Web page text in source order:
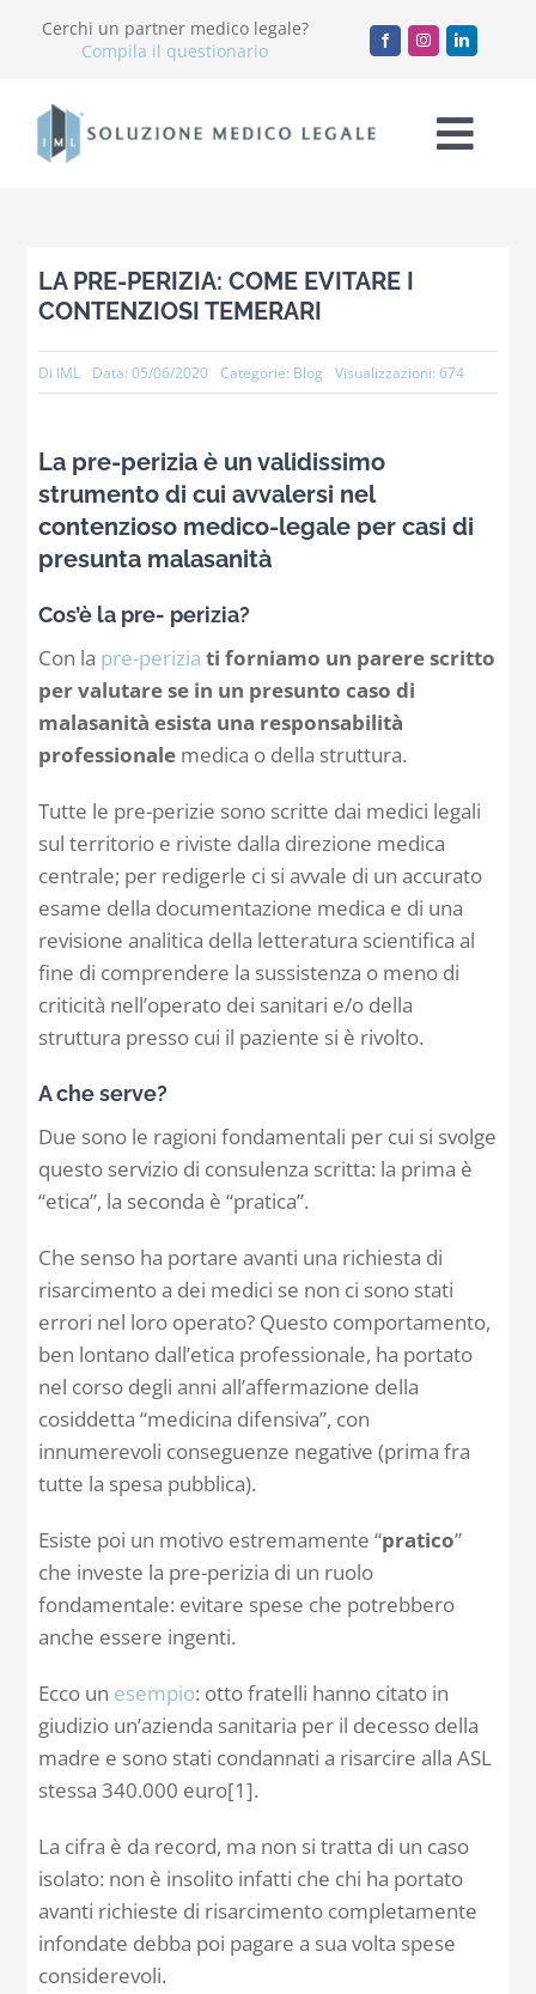
Cerchi un partner medico legale?
Compila il questionario
Servizi
Accademia
Lavora con noi
Carrello
LA PRE-PERIZIA: COME EVITARE I
CONTENZIOSI TEMERARI
Di IML Data: 05/06/2020 Categorie: Blog Visualizzazioni: 674
La pre-perizia è un validissimo
strumento di cui avvalersi nel
contenzioso medico-legale per casi di
presunta malasanità
Cos’è la pre- perizia?
Con la pre-perizia ti forniamo un parere scritto
per valutare se in un presunto caso di
malasanità esista una responsabilità
professionale medica o della struttura.
Tutte le pre-perizie sono scritte dai medici legali
sul territorio e riviste dalla direzione medica
centrale; per redigerle ci si avvale di un accurato
esame della documentazione medica e di una
revisione analitica della letteratura scientifica al
fine di comprendere la sussistenza o meno di
criticità nell’operato dei sanitari e/o della
struttura presso cui il paziente si è rivolto.
A che serve?
Due sono le ragioni fondamentali per cui si svolge
questo servizio di consulenza scritta: la prima è
“etica”, la seconda è “pratica”.
Che senso ha portare avanti una richiesta di
risarcimento a dei medici se non ci sono stati
errori nel loro operato? Questo comportamento,
ben lontano dall’etica professionale, ha portato
nel corso degli anni all’affermazione della
cosiddetta “medicina difensiva”, con
innumerevoli conseguenze negative (prima fra
tutte la spesa pubblica).
Esiste poi un motivo estremamente “pratico”
che investe la pre-perizia di un ruolo
fondamentale: evitare spese che potrebbero
anche essere ingenti.
Ecco un esempio: otto fratelli hanno citato in
giudizio un’azienda sanitaria per il decesso della
madre e sono stati condannati a risarcire alla ASL
stessa 340.000 euro[1].
La cifra è da record, ma non si tratta di un caso
isolato: non è insolito infatti che chi ha portato
avanti richieste di risarcimento completamente
infondate debba poi pagare a sua volta spese
considerevoli.